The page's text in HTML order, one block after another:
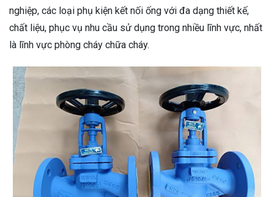
nghiệp, các loại phụ kiện kết nối ống với đa dạng thiết kế,
chất liệu, phục vụ nhu cầu sử dụng trong nhiều lĩnh vực, nhất
là lĩnh vực phòng cháy chữa cháy.